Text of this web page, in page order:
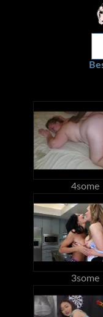
4some
3some